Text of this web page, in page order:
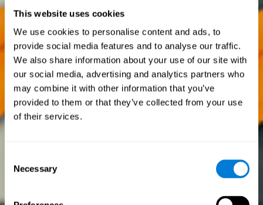
This website uses cookies
We use cookies to personalise content and ads, to
provide social media features and to analyse our traffic.
We also share information about your use of our site with
our social media, advertising and analytics partners who
may combine it with other information that you’ve
provided to them or that they’ve collected from your use
of their services.
Selection
Necessary